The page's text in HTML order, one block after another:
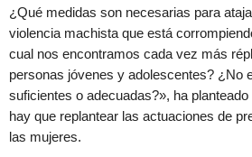
¿Qué medidas son necesarias para
violencia machista que está
cual nos encontramos cada vez más
personas jóvenes y adolescentes? ¿No
suficientes o adecuadas?», ha
hay que replantear las actuaciones de
las mujeres.